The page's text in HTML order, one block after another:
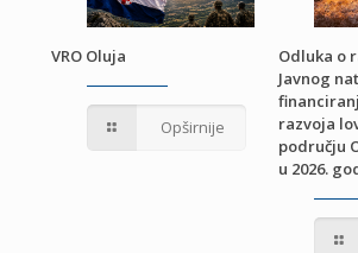
VRO Oluja
Opširnije
Odluka o
Javnog
razvoja
području
u 2026.